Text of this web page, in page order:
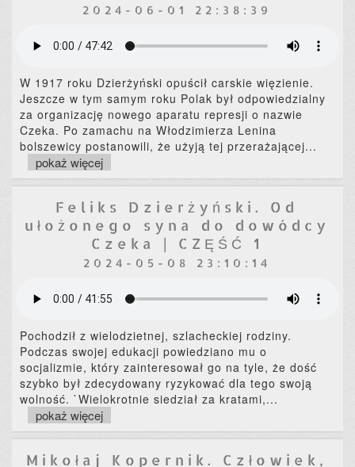
2024-06-01 22:38:39
W 1917 roku Dzierżyński opuścił carskie więzienie.
Jeszcze w tym samym roku Polak był odpowiedzialny
za organizację nowego aparatu represji o nazwie
Czeka. Po zamachu na Włodzimierza Lenina
bolszewicy postanowili, że użyją tej przerażającej...
pokaż więcej
Feliks Dzierżyński. Od
ułożonego syna do dowódcy
Czeka | CZĘŚĆ 1
2024-05-08 23:10:14
Pochodził z wielodzietnej, szlacheckiej rodziny.
Podczas swojej edukacji powiedziano mu o
socjalizmie, który zainteresował go na tyle, że dość
szybko był zdecydowany ryzykować dla tego swoją
wolność. `Wielokrotnie siedział za kratami,...
pokaż więcej
Mikołaj Kopernik. Człowiek,